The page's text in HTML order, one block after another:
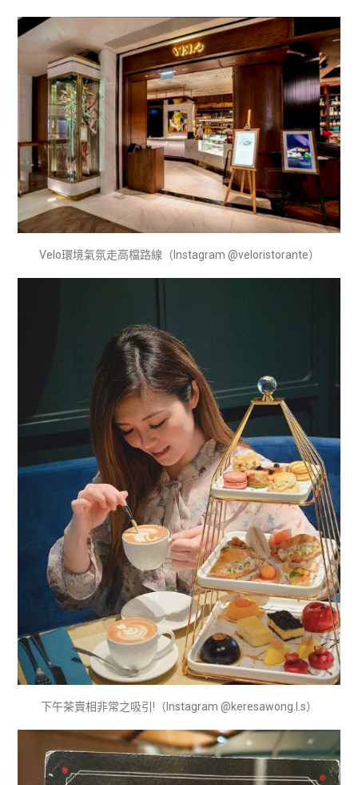
Velo環境氣氛走高檔路線（Instagram @veloristorante）
下午茶賣相非常之吸引!（Instagram @keresawong.l.s）